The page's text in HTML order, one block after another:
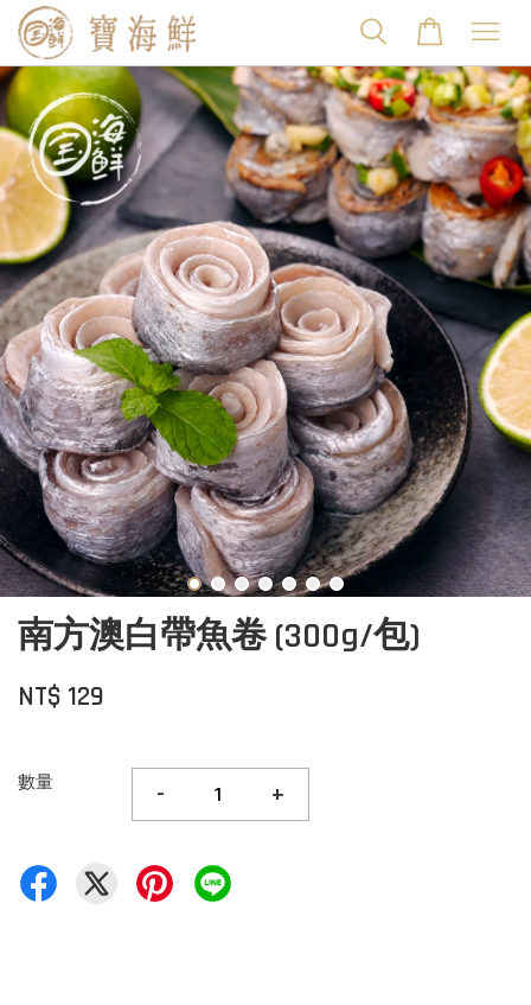
南方澳白帶魚卷 (300g/包)
NT$ 129
數量 - +